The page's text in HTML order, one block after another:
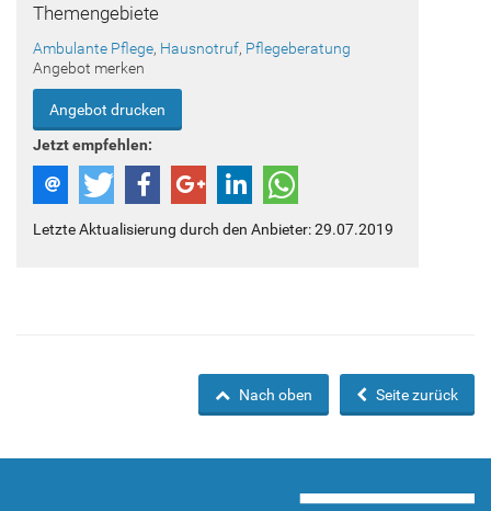
Themengebiete
Ambulante Pflege, Hausnotruf, Pflegeberatung
Angebot merken
Angebot drucken
Jetzt empfehlen:
Letzte Aktualisierung durch den Anbieter: 29.07.2019
Seite zurück
Nach oben